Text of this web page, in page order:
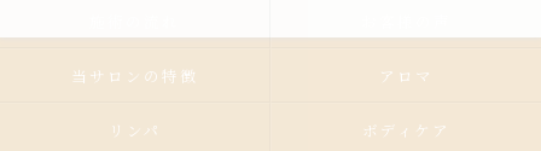
当サロンの特徴 アロマ
リンパ ボディケア